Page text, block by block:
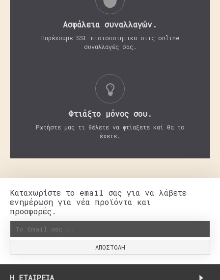
Aσφάλεια συναλλαγών.
Παρέχουμε SSL πιστοποιητικα στις online
συναλλαγές σας.
Φτιάξτο μόνος σου.
Ρωτήστε μας τι θέλετε να φτίαξετε καί θα το
έχετε.
Καταχωρίστε το email σας για να λάβετε
ενημέρωση για νέα προϊόντα και
προσφορές.
ΑΠΟΣΤΟΛΉ
H ΕΤΑΙΡΕΊΑ